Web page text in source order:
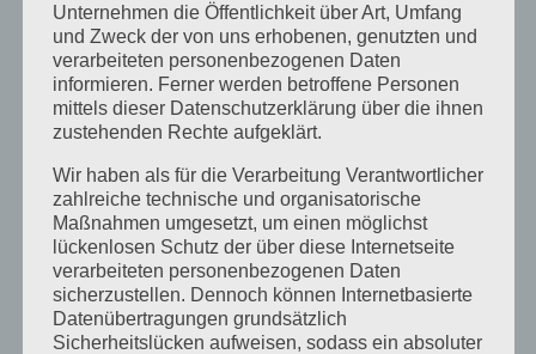
Neueste Kommentare
Katrin JostzuKletterwald auf Englisch
Christine NeuhauszuKletterwald auf Englisch
Easter camp summary from our
Senior boys!
Katrin JostzuEaster camp summary from our
Senior boys!
WiebkezuEaster camp summary from our
Senior boys!
Unternehmen die Öffentlichkeit über Art, Umfang
und Zweck der von uns erhobenen, genutzten und
verarbeiteten personenbezogenen Daten
informieren. Ferner werden betroffene Personen
mittels dieser Datenschutzerklärung über die ihnen
zustehenden Rechte aufgeklärt.
Wir haben als für die Verarbeitung Verantwortlicher
zahlreiche technische und organisatorische
Maßnahmen umgesetzt, um einen möglichst
lückenlosen Schutz der über diese Internetseite
verarbeiteten personenbezogenen Daten
sicherzustellen. Dennoch können Internetbasierte
Datenübertragungen grundsätzlich
Sicherheitslücken aufweisen, sodass ein absoluter